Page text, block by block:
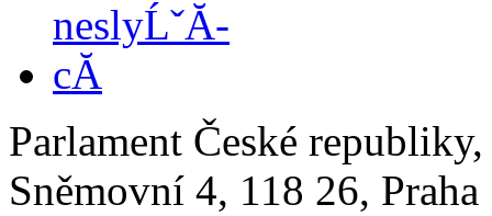
Parlament České
Sněmovní 4, 118 26,